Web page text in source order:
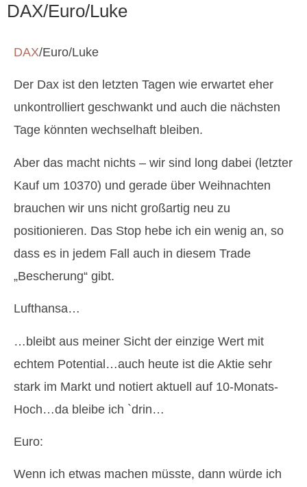
DAX/Euro/Luke
DAX/Euro/Luke
Der Dax ist den letzten Tagen wie erwartet eher
unkontrolliert geschwankt und auch die nächsten
Tage könnten wechselhaft bleiben.
Aber das macht nichts – wir sind long dabei (letzter
Kauf um 10370) und gerade über Weihnachten
brauchen wir uns nicht großartig neu zu
positionieren. Das Stop hebe ich ein wenig an, so
dass es in jedem Fall auch in diesem Trade
„Bescherung“ gibt.
Lufthansa…
…bleibt aus meiner Sicht der einzige Wert mit
echtem Potential…auch heute ist die Aktie sehr
stark im Markt und notiert aktuell auf 10-Monats-
Hoch…da bleibe ich `drin…
Euro:
Wenn ich etwas machen müsste, dann würde ich